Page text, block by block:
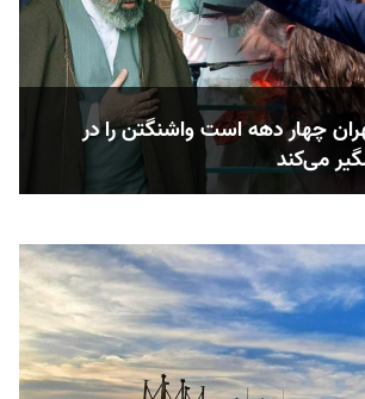
چهار دهه است واشنگتن را در
می‌کند